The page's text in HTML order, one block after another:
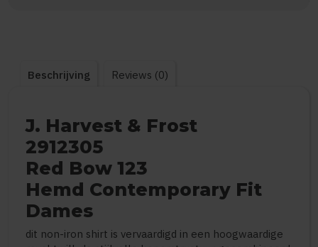
Beschrijving Reviews (0)
J. Harvest & Frost
2912305
Red Bow 123
Hemd Contemporary Fit
Dames
dit non-iron shirt is vervaardigd in een hoogwaardige